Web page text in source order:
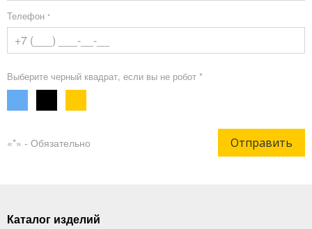
Телефон *
Выберите черный квадрат, если вы не робот *
«*» - Обязательно Отправить
Каталог изделий